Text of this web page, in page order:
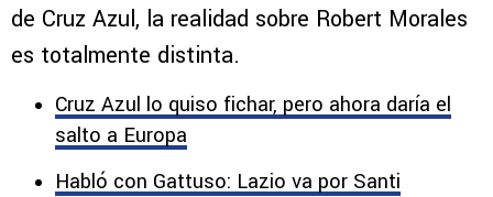
de Cruz Azul, la realidad sobre Robert Morales
es totalmente distinta.
Cruz Azul lo quiso fichar, pero ahora daría el
salto a Europa
Habló con Gattuso: Lazio va por Santi